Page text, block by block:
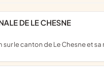
DE LE CHESNE
le canton de Le Chesne et sa